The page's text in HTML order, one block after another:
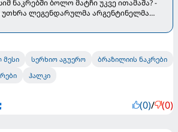
ნაკრებში ბოლო მატჩი უკვე ითამაშა? -
უთხრა ლეგენდარულმა არგენტინელმა
სერხიო აგუერო
ბრაზილიის ნაკრები
ჰალკი
(0)/ (0)